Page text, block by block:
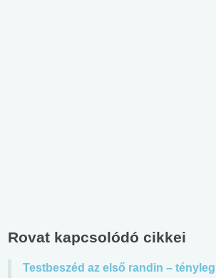
Rovat kapcsolódó cikkei
Testbeszéd az első randin –